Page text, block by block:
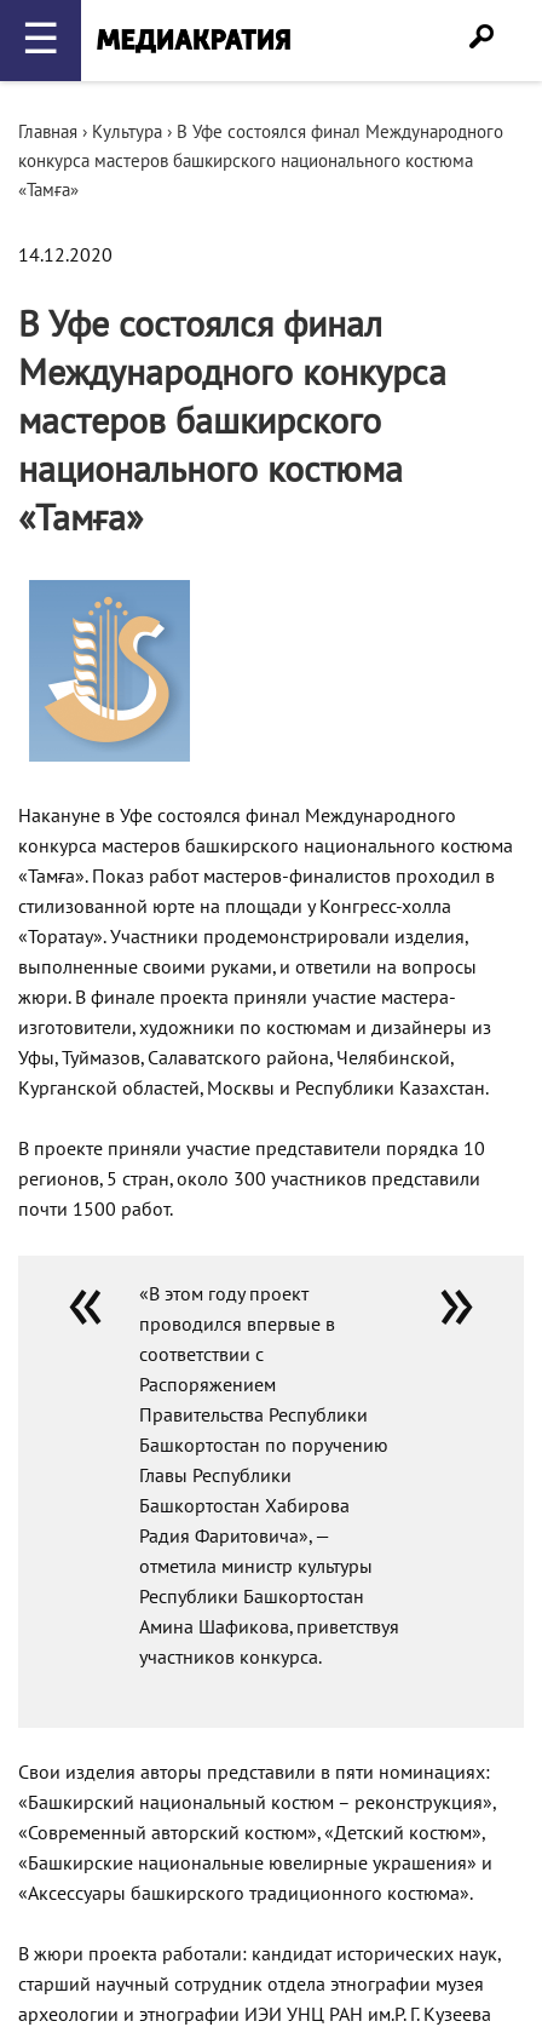
☰
Главная › Культура › В Уфе состоялся финал Международного
конкурса мастеров башкирского национального костюма
«Тамға»
14.12.2020
В Уфе состоялся финал
Международного конкурса
мастеров башкирского
национального костюма
«Тамға»
Накануне в Уфе состоялся финал Международного
конкурса мастеров башкирского национального костюма
«Тамға». Показ работ мастеров-финалистов проходил в
стилизованной юрте на площади у Конгресс-холла
«Торатау». Участники продемонстрировали изделия,
выполненные своими руками, и ответили на вопросы
жюри. В финале проекта приняли участие мастера-
изготовители, художники по костюмам и дизайнеры из
Уфы, Туймазов, Салаватского района, Челябинской,
Курганской областей, Москвы и Республики Казахстан.
В проекте приняли участие представители порядка 10
регионов, 5 стран, около 300 участников представили
почти 1500 работ.
«В этом году проект
проводился впервые в
соответствии с
Распоряжением
Правительства Республики
Башкортостан по поручению
Главы Республики
Башкортостан Хабирова
Радия Фаритовича», —
отметила министр культуры
Республики Башкортостан
Амина Шафикова, приветствуя
участников конкурса.
Свои изделия авторы представили в пяти номинациях:
«Башкирский национальный костюм – реконструкция»,
«Современный авторский костюм», «Детский костюм»,
«Башкирские национальные ювелирные украшения» и
«Аксессуары башкирского традиционного костюма».
В жюри проекта работали: кандидат исторических наук,
старший научный сотрудник отдела этнографии музея
археологии и этнографии ИЭИ УНЦ РАН им.Р. Г. Кузеева